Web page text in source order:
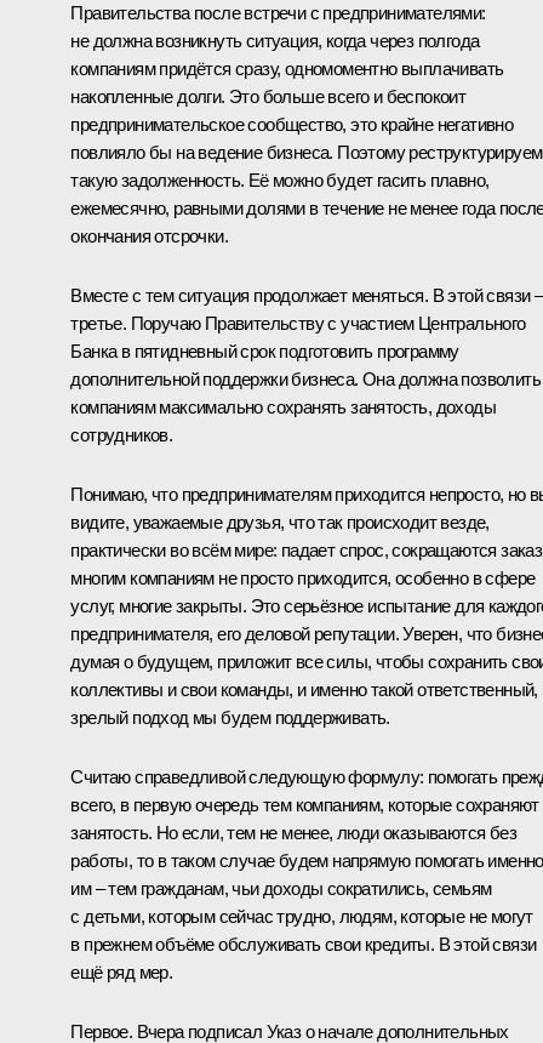
Правительства после встречи с предпринимателями:
не должна возникнуть ситуация, когда через полгода
компаниям придётся сразу, одномоментно выплачивать
накопленные долги. Это больше всего и беспокоит
предпринимательское сообщество, это крайне негативно
повлияло бы на ведение бизнеса. Поэтому реструктурируем
такую задолженность. Её можно будет гасить плавно,
ежемесячно, равными долями в течение не менее года
окончания отсрочки.
Вместе с тем ситуация продолжает меняться. В этой связи –
третье. Поручаю Правительству с участием Центрального
Банка в пятидневный срок подготовить программу
дополнительной поддержки бизнеса. Она должна позволить
компаниям максимально сохранять занятость, доходы
сотрудников.
Понимаю, что предпринимателям приходится непросто, но
видите, уважаемые друзья, что так происходит везде,
практически во всём мире: падает спрос, сокращаются
многим компаниям не просто приходится, особенно в сфере
услуг, многие закрыты. Это серьёзное испытание для
предпринимателя, его деловой репутации. Уверен, что
думая о будущем, приложит все силы, чтобы сохранить
коллективы и свои команды, и именно такой ответственный,
зрелый подход мы будем поддерживать.
Считаю справедливой следующую формулу: помогать
всего, в первую очередь тем компаниям, которые сохраняют
занятость. Но если, тем не менее, люди оказываются без
работы, то в таком случае будем напрямую помогать именно
им – тем гражданам, чьи доходы сократились, семьям
с детьми, которым сейчас трудно, людям, которые не могут
в прежнем объёме обслуживать свои кредиты. В этой связи
ещё ряд мер.
Первое. Вчера подписал Указо начале дополнительных